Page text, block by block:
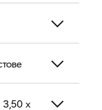
3,50 x